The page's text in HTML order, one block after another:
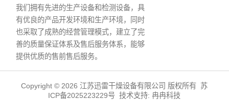
我们拥有先进的生产设备和检测设备，具
有优良的产品开发环境和生产环境，同时
也采取了成熟的经营管理模式，建立了完
善的质量保证体系及售后服务体系，能够
提供优质的售前售后服务。
Copyright © 2026 江苏迅雷干燥设备有限公司 版权所有 苏
ICP备2025223229号 技术支持:冉冉科技